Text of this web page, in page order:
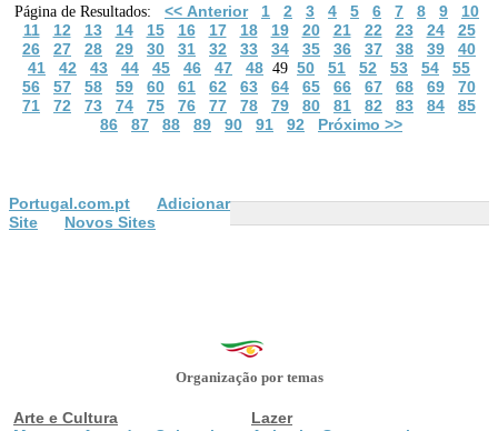
Página de Resultados: << Anterior 1 2 3 4 5 6 7 8 9
10
11
12 13 14 15 16 17 18 19 20 21 22 23 24
25
26
27 28 29 30 31 32 33 34 35 36 37 38 39
40
41
42 43 44 45 46 47 48 49 50 51 52 53 54
55
56
57 58 59 60 61 62 63 64 65 66 67 68 69
70
71
72 73 74 75 76 77 78 79 80 81 82 83 84
85
86
87 88 89 90 91 92 Próximo >>
Portugal.com.pt
Adicionar
Site
Novos Sites
Organização por temas
Arte e Cultura
Lazer